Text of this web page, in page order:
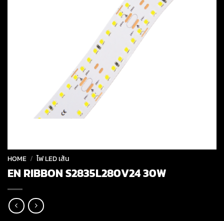
HOME / ไฟ LED เส้น
EN RIBBON S2835L280V24 30W